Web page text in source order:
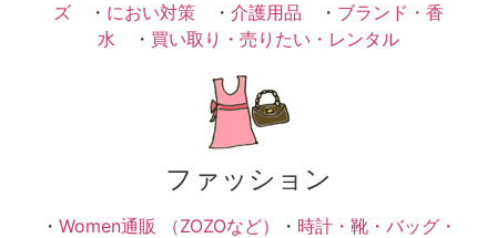
ズ ・ におい対策 ・ 介護用品 ・ ブランド・香
水 ・ 買い取り・売りたい・レンタル
ファッション
・ Women通販 （ZOZOなど） ・ 時計・靴・バッグ・